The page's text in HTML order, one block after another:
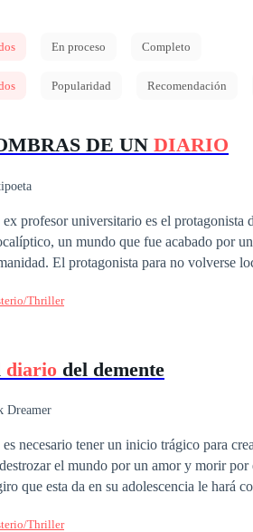
En proceso Completo
Popularidad Recomendación
DE UN DIARIO
profesor universitario es el protagonista
un mundo que fue acabado por
El protagonista para no volverse
a través de un
personal
página Sttorybox.com siendo una
es una mascota encantadora, no
Thriller
diario del demente
Dreamer
tener un inicio trágico para crear un monstruo. Las personas que
el mundo por un amor y morir
que esta da en su adolescencia le hará
Thriller